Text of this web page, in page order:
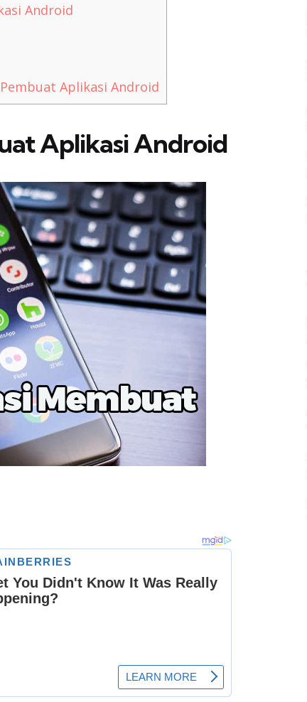
Android
Aplikasi Android
Aplikasi Android